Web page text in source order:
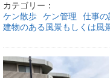
カテゴリー：
ケン散歩
ケン管理
仕事の
建物のある風景もしくは風